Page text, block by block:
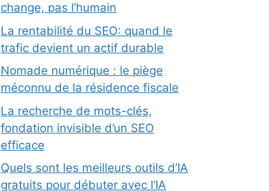
change, pas l’humain
La rentabilité du SEO: quand le
trafic devient un actif durable
Nomade numérique : le piège
méconnu de la résidence fiscale
La recherche de mots-clés,
fondation invisible d’un SEO
efficace
Quels sont les meilleurs outils d’IA
gratuits pour débuter avec l’IA